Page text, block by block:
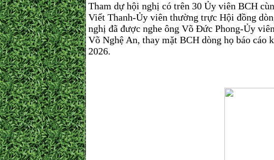
Tham dự hội nghị có trên 30 Ủy viên BCH
Viết Thanh-Ủy viên thường trực Hội đồng
nghị đã được nghe ông Võ Đức Phong-Ủy
Võ Nghệ An, thay mặt BCH dòng họ báo cáo
2026.